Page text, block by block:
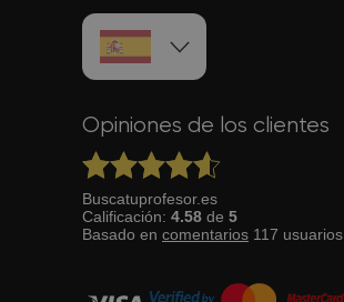
Opiniones de los clientes
Buscatuprofesor.es
Calificación: 4.58 de 5
Basado en comentarios 117 usuarios